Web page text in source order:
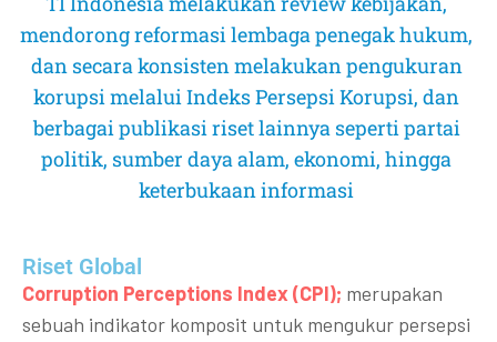
mendorong reformasi lembaga penegak hukum,
dan secara konsisten melakukan pengukuran
korupsi melalui Indeks Persepsi Korupsi, dan
berbagai publikasi riset lainnya seperti partai
politik, sumber daya alam, ekonomi, hingga
keterbukaan informasi
Riset Global​
Corruption Perceptions Index (CPI); merupakan
sebuah indikator komposit untuk mengukur persepsi